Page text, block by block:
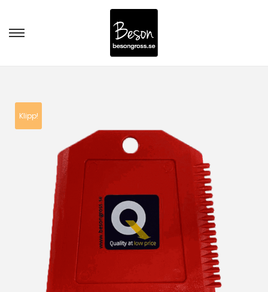
Klipp!